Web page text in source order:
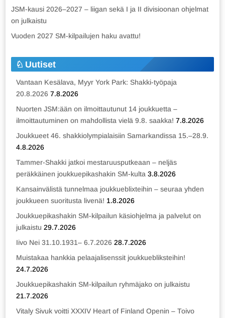
JSM-kausi 2026–2027 – liigan sekä I ja II divisioonan ohjelmat
on julkaistu
Vuoden 2027 SM-kilpailujen haku avattu!
Uutiset
Vantaan Kesälava, Myyr York Park: Shakki-työpaja
20.8.2026 7.8.2026
Nuorten JSM:ään on ilmoittautunut 14 joukkuetta –
ilmoittautuminen on mahdollista vielä 9.8. saakka! 7.8.2026
Joukkueet 46. shakkiolympialaisiin Samarkandissa 15.–28.9.
4.8.2026
Tammer-Shakki jatkoi mestaruusputkeaan – neljäs
peräkkäinen joukkuepikashakin SM-kulta 3.8.2026
Kansainvälistä tunnelmaa joukkueblixteihin – seuraa yhden
joukkueen suoritusta livenä! 1.8.2026
Joukkuepikashakin SM-kilpailun käsiohjelma ja palvelut on
julkaistu 29.7.2026
Iivo Nei 31.10.1931– 6.7.2026 28.7.2026
Muistakaa hankkia pelaajalisenssit joukkuebliksteihin!
24.7.2026
Joukkuepikashakin SM-kilpailun ryhmäjako on julkaistu
21.7.2026
Vitaly Sivuk voitti XXXIV Heart of Finland Openin – Toivo